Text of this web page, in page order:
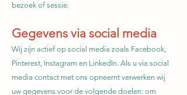
bezoek of sessie.
Gegevens via social media
Wij zijn actief op social media zoals Facebook,
Pinterest, Instagram en LinkedIn. Als u via social
media contact met ons opneemt verwerken wij
uw gegevens voor de volgende doelen: om